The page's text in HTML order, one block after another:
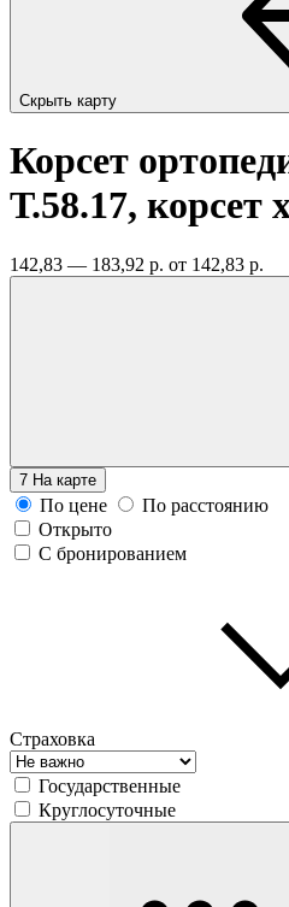
Скрыть карту
Корсет
Т.58.17, корсет
142,83 — 183,92 р. от 142,83 р.
7 На карте
По цене
По расстоянию
Открыто
С бронированием
Страховка
Государственные
Круглосуточные